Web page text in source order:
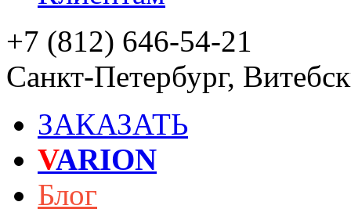
+7 (812) 646-54-21
Санкт-Петербург,
ЗАКАЗАТЬ
VARION
Блог